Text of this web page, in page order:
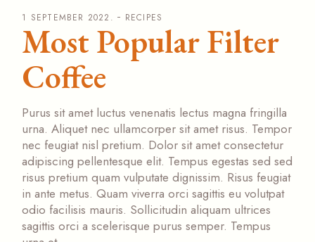
1 SEPTEMBER 2022. RECIPES
Most Popular Filter
Coffee
Purus sit amet luctus venenatis lectus magna fringilla
urna. Aliquet nec ullamcorper sit amet risus. Tempor
nec feugiat nisl pretium. Dolor sit amet consectetur
adipiscing pellentesque elit. Tempus egestas sed sed
risus pretium quam vulputate dignissim. Risus feugiat
in ante metus. Quam viverra orci sagittis eu volutpat
odio facilisis mauris. Sollicitudin aliquam ultrices
sagittis orci a scelerisque purus semper. Tempus